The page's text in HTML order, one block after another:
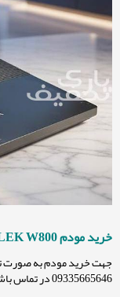
خرید مودم TELEK W800
09335665646 در تماس باشید.